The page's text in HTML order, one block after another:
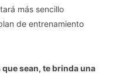
más sencillo
de entrenamiento
sean, te brinda una